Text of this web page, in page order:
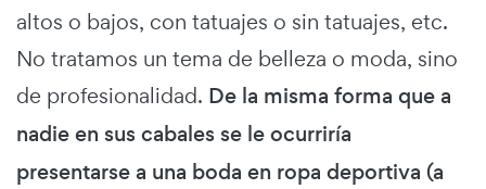
altos o bajos, con tatuajes o sin tatuajes, etc.
No tratamos un tema de belleza o moda, sino
de profesionalidad. De la misma forma que a
nadie en sus cabales se le ocurriría
presentarse a una boda en ropa deportiva (a